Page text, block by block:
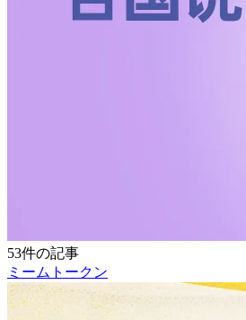
53件の記事
ミームトークン